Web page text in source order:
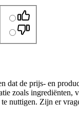
dat de prijs- en
zoals ingrediënten,
nuttigen. Zijn er